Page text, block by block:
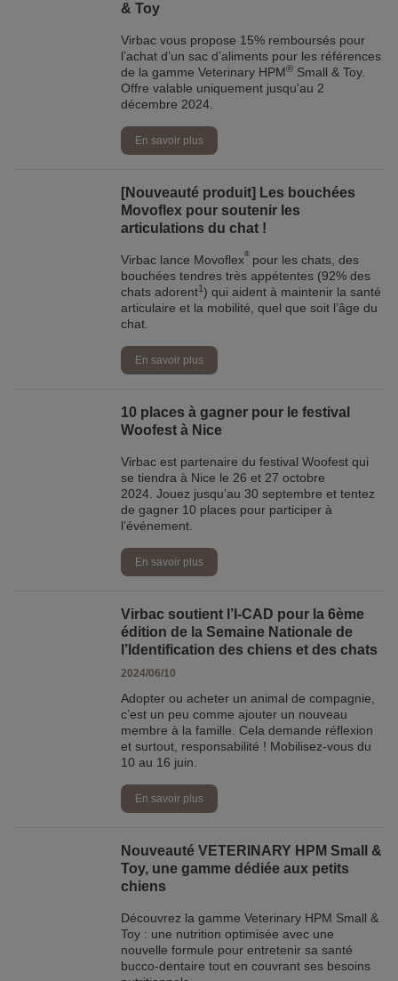
& Toy
Virbac vous propose 15% remboursés pour
l’achat d’un sac d’aliments pour les références
de la gamme Veterinary HPM® Small & Toy.
Offre valable uniquement jusqu'au 2
décembre 2024.
En savoir plus
[Nouveauté produit] Les bouchées
Movoflex pour soutenir les
articulations du chat !
Virbac lance Movoflex® pour les chats, des
bouchées tendres très appétentes (92% des
chats adorent1) qui aident à maintenir la santé
articulaire et la mobilité, quel que soit l’âge du
chat.
En savoir plus
10 places à gagner pour le festival
Woofest à Nice
Virbac est partenaire du festival Woofest qui
se tiendra à Nice le 26 et 27 octobre
2024. Jouez jusqu’au 30 septembre et tentez
de gagner 10 places pour participer à
l’événement.
En savoir plus
Virbac soutient l’I-CAD pour la 6ème
édition de la Semaine Nationale de
l’Identification des chiens et des chats
2024/06/10
Adopter ou acheter un animal de compagnie,
c’est un peu comme ajouter un nouveau
membre à la famille. Cela demande réflexion
et surtout, responsabilité ! Mobilisez-vous du
10 au 16 juin.
En savoir plus
Nouveauté VETERINARY HPM Small &
Toy, une gamme dédiée aux petits
chiens
Découvrez la gamme Veterinary HPM Small &
Toy : une nutrition optimisée avec une
nouvelle formule pour entretenir sa santé
bucco-dentaire tout en couvrant ses besoins